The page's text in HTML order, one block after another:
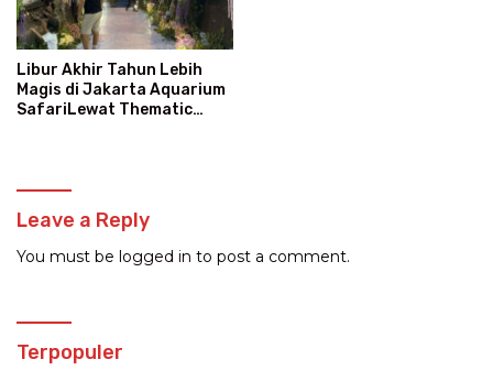
Libur Akhir Tahun Lebih
Magis di Jakarta Aquarium
SafariLewat Thematic
Leave a Reply
You must be logged in to post a comment.
Terpopuler